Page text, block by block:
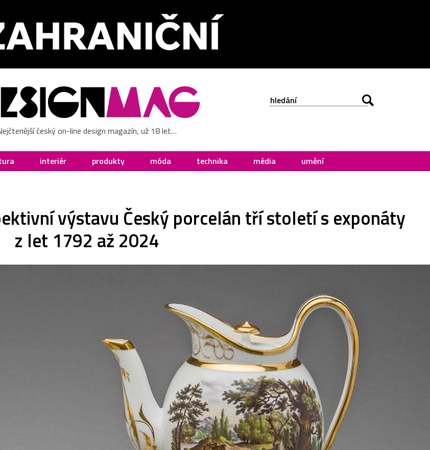
český on-line design magazín, už 18 let…
interiér produkty móda technika média umění
výstavu Český porcelán tří století s exponáty
z let 1792 až 2024